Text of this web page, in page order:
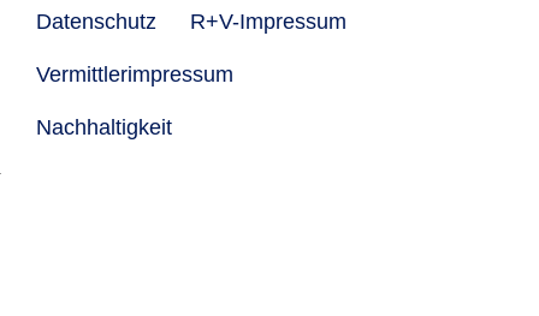
Datenschutz R+V-Impressum
Vermittlerimpressum
Nachhaltigkeit